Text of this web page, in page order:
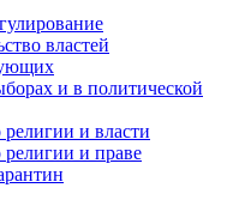
властей
и в политической
и власти
и праве